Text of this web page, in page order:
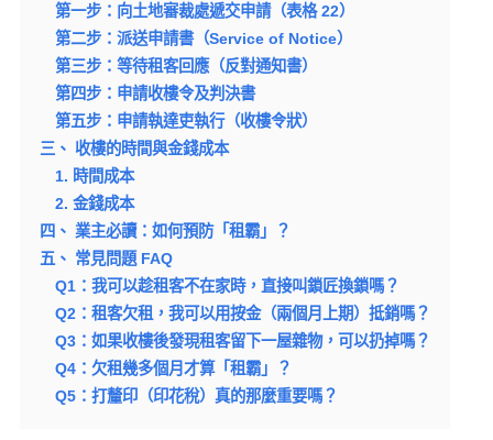
第一步：向土地審裁處遞交申請（表格 22）
第二步：派送申請書（Service of Notice）
第三步：等待租客回應（反對通知書）
第四步：申請收樓令及判決書
第五步：申請執達吏執行（收樓令狀）
三、 收樓的時間與金錢成本
1. 時間成本
2. 金錢成本
四、 業主必讀：如何預防「租霸」？
五、 常見問題 FAQ
Q1：我可以趁租客不在家時，直接叫鎖匠換鎖嗎？
Q2：租客欠租，我可以用按金（兩個月上期）抵銷嗎？
Q3：如果收樓後發現租客留下一屋雜物，可以扔掉嗎？
Q4：欠租幾多個月才算「租霸」？
Q5：打釐印（印花稅）真的那麼重要嗎？